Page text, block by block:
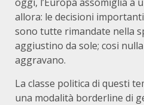
allora: le decisioni
sono tutte rimandate nella
aggiustino da sole; cosi
aggravano.
La classe politica di questi
una modalità borderline di